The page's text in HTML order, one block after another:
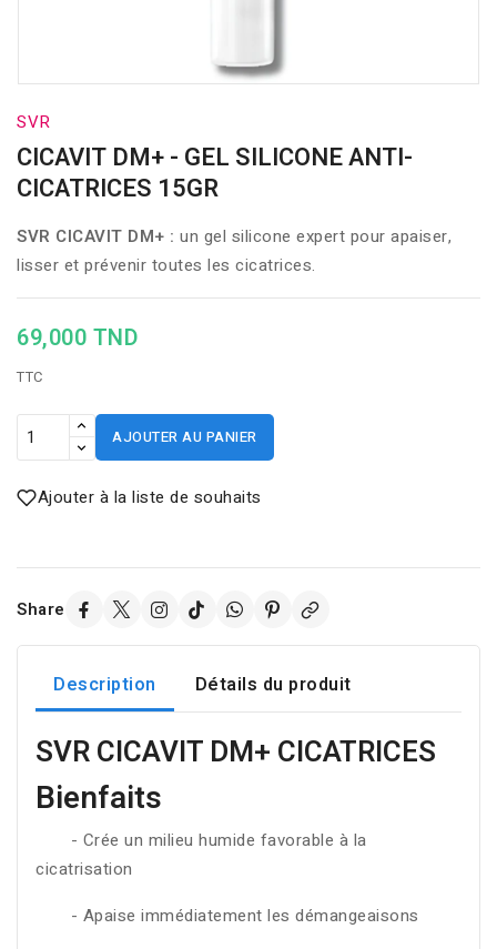
SVR
CICAVIT DM+ - GEL SILICONE ANTI-
CICATRICES 15GR
SVR CICAVIT DM+ : un gel silicone expert pour apaiser,
lisser et prévenir toutes les cicatrices.
69,000 TND
TTC
AJOUTER AU PANIER
Ajouter à la liste de souhaits
Share
Description Détails du produit
SVR CICAVIT DM+ CICATRICES
Bienfaits
- Crée un milieu humide favorable à la
cicatrisation
- Apaise immédiatement les démangeaisons